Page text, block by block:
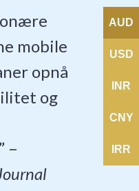
mobile
opnå
og
–
AUD
USD
INR
CNY
IRR